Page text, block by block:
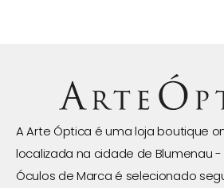
A Arte Óptica é uma loja boutique
localizada na cidade de Blumenau -
Óculos de Marca é selecionado